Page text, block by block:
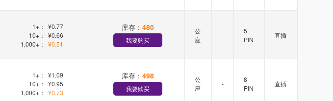
1+：
¥0.77
10+：
¥0.66
1,000+：
¥0.51
库存： 480
我要购买
公
座
-
5
PIN
直插
1+：
¥1.09
10+：
¥0.95
1,000+：
¥0.73
库存： 498
我要购买
公
座
-
8
PIN
直插